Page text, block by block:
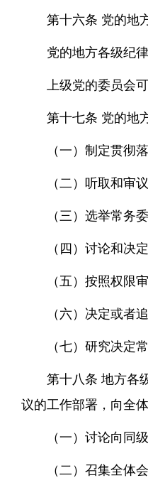
第十六条 党的地
党的地方各级纪
上级党的委员会
第十七条 党的地
（一）制定贯彻
（二）听取和审
（三）选举常务
（四）讨论和决
（五）按照权限
（六）决定或者
（七）研究决定
第十八条 地方各
议的工作部署，向全
（一）讨论向同
（二）召集全体